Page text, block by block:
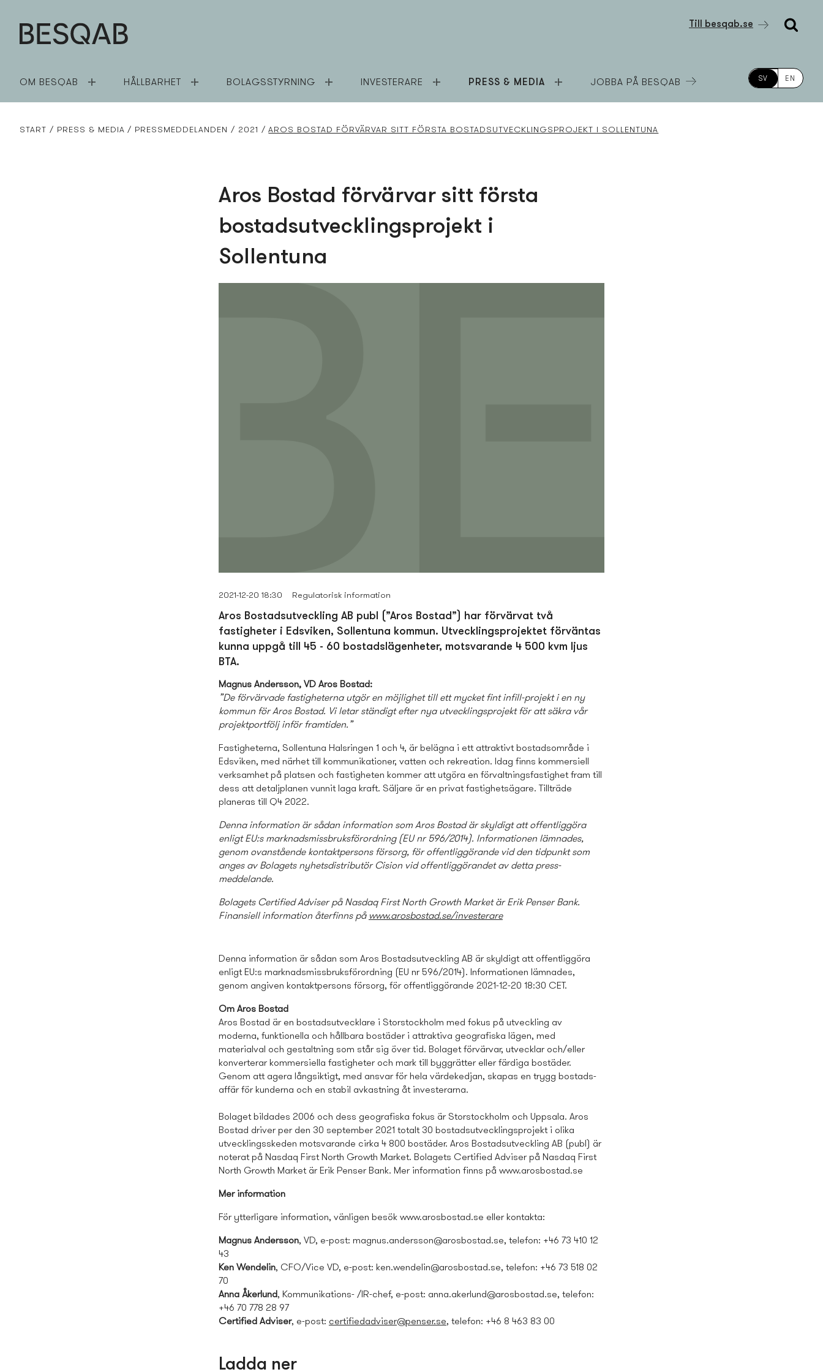
Till besqab.se
OM BESQAB HÅLLBARHET BOLAGSSTYRNING INVESTERARE PRESS & MEDIA JOBBA PÅ BESQAB SV EN
START PRESS­ & MEDIA PRESS­MEDDELANDEN 2021 AROS BOSTAD FÖRVÄRVAR SITT FÖRSTA BOSTADS­UTVECKLINGS­PROJEKT I SOLLENTUNA
Aros Bostad förvärvar sitt första
bostads­utvecklings­projekt i
Sollentuna
2021-12-20 18:30 Regulatorisk information
Aros Bostads­utveckling AB publ (”Aros Bostad”) har förvärvat två
fastigheter i Edsviken, Sollentuna kommun. Utvecklings­projektet förväntas
kunna uppgå till 45 - 60 bostads­lägenheter, motsvarande 4 500 kvm ljus
BTA.
Magnus Andersson, VD Aros Bostad:
”De förvärvade fastigheterna utgör en möjlighet till ett mycket fint infill-projekt i en ny
kommun för Aros Bostad. Vi letar ständigt efter nya utvecklings­projekt för att säkra vår
projektportfölj inför framtiden.”
Fastigheterna, Sollentuna Halsringen 1 och 4, är belägna i ett attraktivt bostads­område i
Edsviken, med närhet till kommunikationer, vatten och rekreation. Idag finns kommersiell
verksamhet på platsen och fastigheten kommer att utgöra en förvaltningsfastighet fram till
dess att detaljplanen vunnit laga kraft. Säljare är en privat fastighetsägare. Tillträde
planeras till Q4 2022.
Denna information är sådan information som Aros Bostad är skyldigt att offentliggöra
enligt EU:s marknadsmissbruksförordning (EU nr 596/2014). Informationen lämnades,
genom ovanstående kontaktpersons försorg, för offentliggörande vid den tidpunkt som
anges av Bolagets nyhetsdistributör Cision vid offentliggörandet av detta press­
meddelande.
Bolagets Certified Adviser på Nasdaq First North Growth Market är Erik Penser Bank.
Finansiell information återfinns på www.arosbostad.se/investerare
Denna information är sådan som Aros Bostads­utveckling AB är skyldigt att offentliggöra
enligt EU:s marknadsmissbruksförordning (EU nr 596/2014). Informationen lämnades,
genom angiven kontaktpersons försorg, för offentliggörande 2021-12-20 18:30 CET.
Om Aros Bostad
Aros Bostad är en bostads­utvecklare i Storstockholm med fokus på utveckling av
moderna, funktionella och hållbara bostäder i attraktiva geografiska lägen, med
materialval och gestaltning som står sig över tid. Bolaget förvärvar, utvecklar och/eller
konverterar kommersiella fastigheter och mark till byggrätter eller färdiga bostäder.
Genom att agera långsiktigt, med ansvar för hela värdekedjan, skapas en trygg bostads­
affär för kunderna och en stabil avkastning åt investerarna.
Bolaget bildades 2006 och dess geografiska fokus är Storstockholm och Uppsala. Aros
Bostad driver per den 30 september 2021 totalt 30 bostads­utvecklings­projekt i olika
utvecklings­skeden motsvarande cirka 4 800 bostäder. Aros Bostads­utveckling AB (publ) är
noterat på Nasdaq First North Growth Market. Bolagets Certified Adviser på Nasdaq First
North Growth Market är Erik Penser Bank. Mer information finns på www.arosbostad.se
Mer information
För ytterligare information, vänligen besök www.arosbostad.se eller kontakta:
Magnus Andersson, VD, e-post: magnus.andersson@arosbostad.se, telefon: +46 73 410 12
43
Ken Wendelin, CFO/Vice VD, e-post: ken.wendelin@arosbostad.se, telefon: +46 73 518 02
70
Anna Åkerlund, Kommunikations- /IR-chef, e-post: anna.akerlund@arosbostad.se, telefon:
+46 70 778 28 97
Certified Adviser, e-post: certifiedadviser@penser.se, telefon: +46 8 463 83 00
Ladda ner